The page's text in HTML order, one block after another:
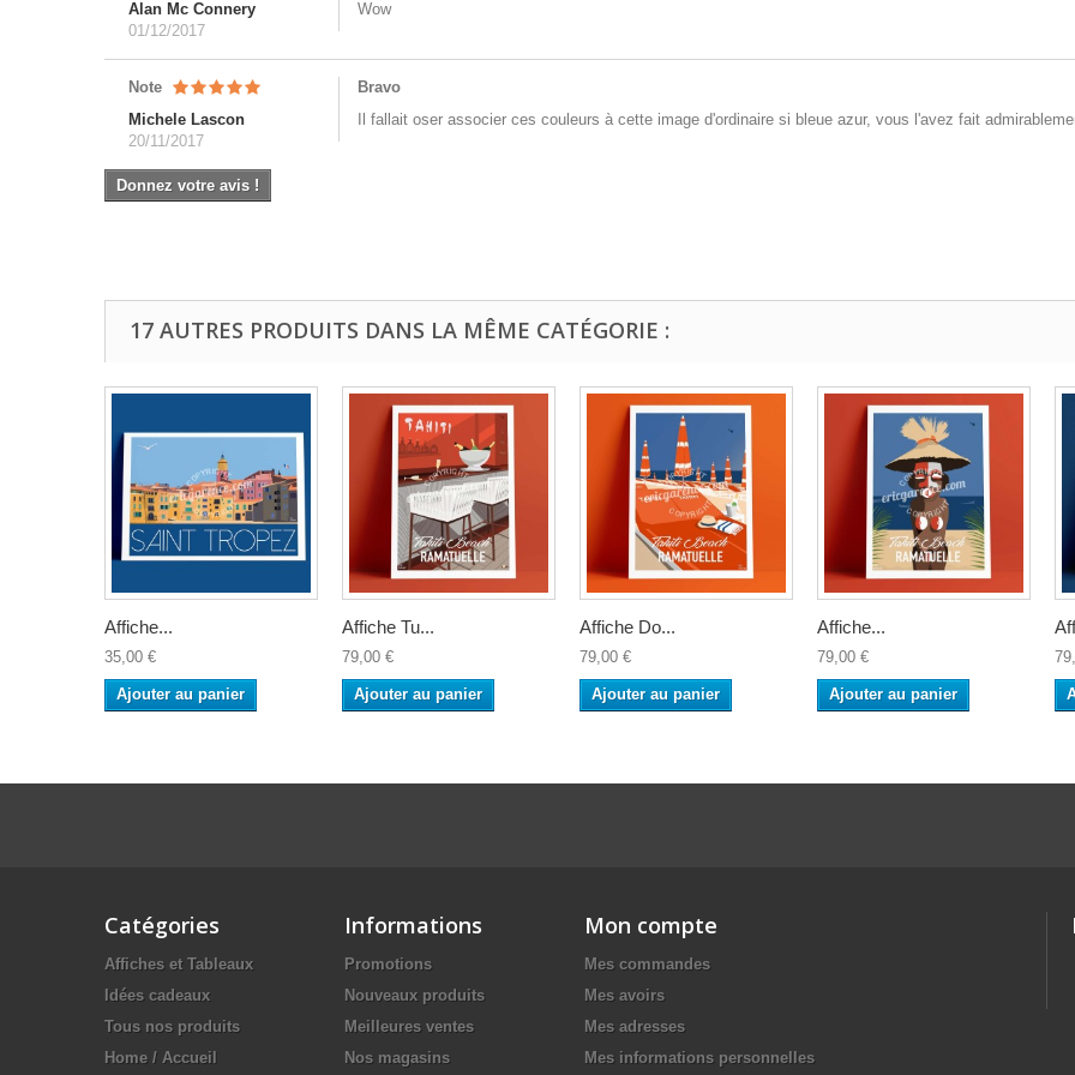
Alan Mc Connery
01/12/2017
Wow
Note
Michele Lascon
20/11/2017
Bravo
Il fallait oser associer ces couleurs à cette image d'ordinaire si bleue azur, vous l'avez fait
Donnez votre avis !
17 AUTRES PRODUITS DANS LA MÊME CATÉGORIE :
Affiche...
35,00 €
Ajouter au panier
Affiche Tu...
79,00 €
Ajouter au panier
Affiche Do...
79,00 €
Ajouter au panier
Affiche...
79,00 €
Ajouter au panier
Catégories
Affiches et Tableaux
Idées cadeaux
Tous nos produits
Home / Accueil
Informations
Promotions
Nouveaux produits
Meilleures ventes
Nos magasins
Mon compte
Mes commandes
Mes avoirs
Mes adresses
Mes informations personnelles